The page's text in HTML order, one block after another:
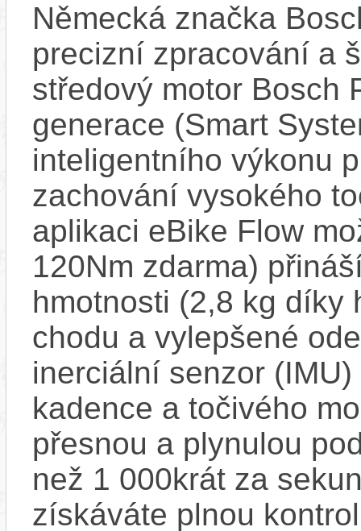
Německá značka
precizní zpracování a
středový motor Bosch
generace (Smart
inteligentního výkonu
zachování vysokého
aplikaci eBike Flow
120Nm zdarma)
hmotnosti (2,8 kg díky
chodu a vylepšené
inerciální senzor
kadence a točivého
přesnou a plynulou
než 1 000krát za
získáváte plnou